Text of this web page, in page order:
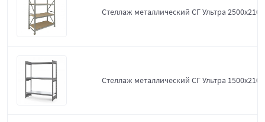
Стеллаж металлический СГ Ультра
Стеллаж металлический СГ Ультра